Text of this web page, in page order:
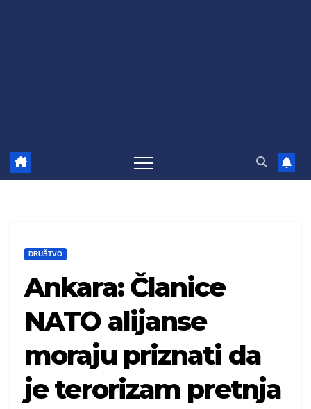
DRUŠTVO
Ankara: Članice
NATO alijanse
moraju priznati da
je terorizam pretnja